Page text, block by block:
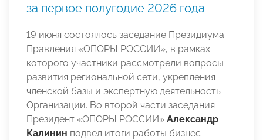
за первое полугодие 2026 года
19 июня состоялось заседание Президиума
Правления «ОПОРЫ РОССИИ», в рамках
которого участники рассмотрели вопросы
развития региональной сети, укрепления
членской базы и экспертную деятельность
Организации. Во второй части заседания
Президент «ОПОРЫ РОССИИ» Александр
Калинин подвел итоги работы бизнес-